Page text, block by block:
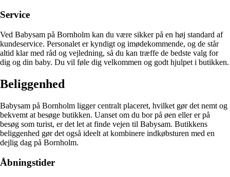
Service
Ved Babysam på Bornholm kan du være sikker på en høj standard af
kundeservice. Personalet er kyndigt og imødekommende, og de står
altid klar med råd og vejledning, så du kan træffe de bedste valg for
dig og din baby. Du vil føle dig velkommen og godt hjulpet i butikken.
Beliggenhed
Babysam på Bornholm ligger centralt placeret, hvilket gør det nemt og
bekvemt at besøge butikken. Uanset om du bor på øen eller er på
besøg som turist, er det let at finde vejen til Babysam. Butikkens
beliggenhed gør det også ideelt at kombinere indkøbsturen med en
dejlig dag på Bornholm.
Åbningstider